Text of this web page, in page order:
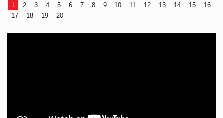
1 2 3 4 5 6 7 8 9 10 11 12 13 14 15
16
17
18 19 20